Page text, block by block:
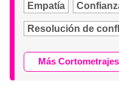
Empatía
Resolución de
Más Cortometrajes